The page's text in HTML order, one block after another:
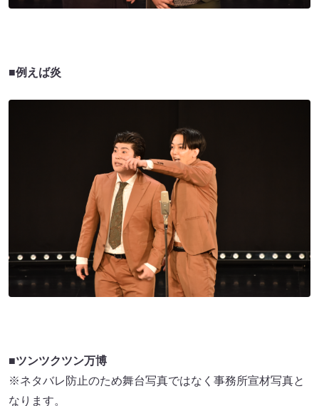
■例えば炎
■ツンツクツン万博
※ネタバレ防止のため舞台写真ではなく事務所宣材写真と
なります。